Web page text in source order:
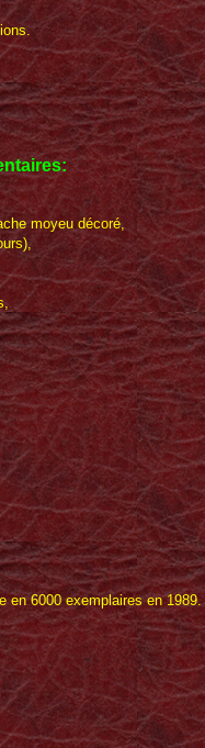
moyeu décoré,
en 6000 exemplaires en 1989.